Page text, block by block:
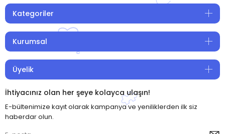
Kategoriler
Kurumsal
Üyelik
İhtiyacınız olan her şeye kolayca ulaşın!
E-bültenimize kayıt olarak kampanya ve yeniliklerden ilk siz
haberdar olun.